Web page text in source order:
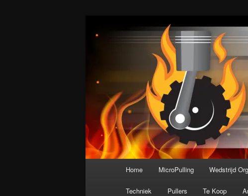
Nederlandse
De meest krachtige modelbouwsport ter
Home MicroPulling Wedstrijd
Techniek Pullers Te Koop